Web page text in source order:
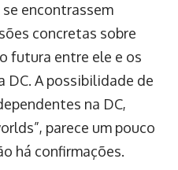
encontrassem
concretas sobre
futura entre ele e os
DC. A possibilidade de
na DC,
parece um pouco
há confirmações.